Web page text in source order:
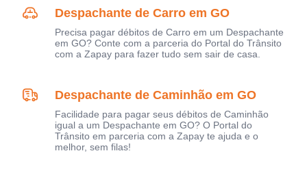
Despachante de Carro em GO
Precisa pagar débitos de Carro em um Despachante
em GO? Conte com a parceria do Portal do Trânsito
com a Zapay para fazer tudo sem sair de casa.
Despachante de Caminhão em GO
Facilidade para pagar seus débitos de Caminhão
igual a um Despachante em GO? O Portal do
Trânsito em parceria com a Zapay te ajuda e o
melhor, sem filas!